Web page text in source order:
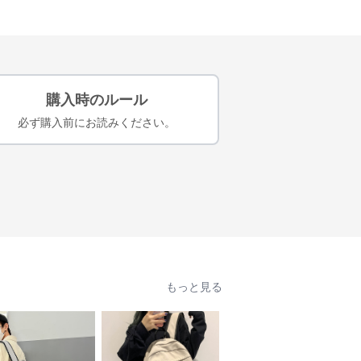
購入時のルール
必ず購入前にお読みください。
もっと見る